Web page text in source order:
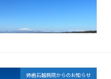
姉歯石越病院からのお知らせ